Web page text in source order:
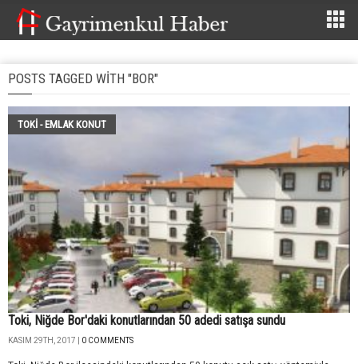
POSTS TAGGED WITH "BOR"
TOKİ - EMLAK KONUT
Toki, Niğde Bor'daki konutlarından 50 adedi satışa sundu
KASIM 29TH, 2017 | 0 COMMENTS